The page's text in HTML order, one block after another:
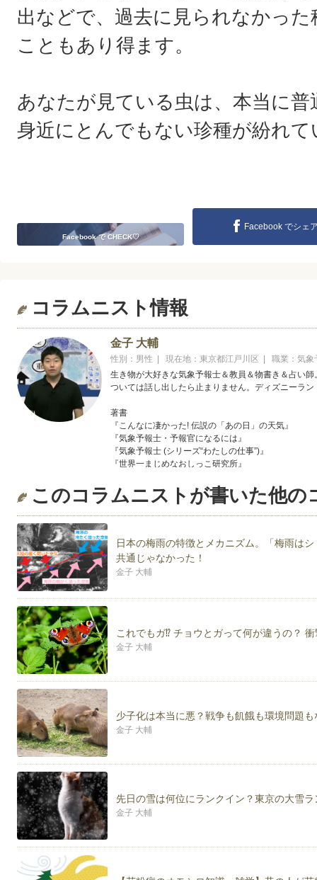
出などで、過去に見られなかっ
こともあり得ます。
あなたが見ている虫は、本当に普
身近にとんでもない珍種が紛れ
Facebook で CHECK♡
Facebook でシェ
コラムニスト情報
金子 大輔
性別：男性 | 現在地：東京都江戸川区 | 職業：気象
生き物が大好きな気象予報士＆教員＆物書き＆占い
ついては話し出したら止まりません。ディズニーラ
著書
『こんなに凄かった! 伝説の「あの日」の天気』
『気象予報士・予報官になるには』
『気象予報士 (シリーズ“わたしの仕事”)』
『世界一まじめなおしっこ研究所』
Twitter：https://twitter.com/turquoisemoth
facebook：https://www.facebook.com/turquoisemoth
ブログ：http://blog.goo.ne.jp/cameleotino
このコラムニストが書いた他の
日本の梅雨の特徴とメカニズム。「梅雨は
共通じゃなかった！
金子 大輔
これでもガ⁉ チョウとガって何が違うの？
金子 大輔
少子化は本当に悪？戦争も飢餓も環境問題
金子 大輔
先日の雪は何位にランクイン？東京の大雪
金子 大輔